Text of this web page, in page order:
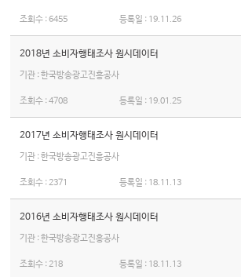
조회수 :6455 등록일 : 19.11.26
2018년 소비자행태조사 원시데이터
기관 : 한국방송광고진흥공사
조회수 :4708 등록일 : 19.01.25
2017년 소비자행태조사 원시데이터
기관 : 한국방송광고진흥공사
조회수 :2371 등록일 : 18.11.13
2016년 소비자행태조사 원시데이터
기관 : 한국방송광고진흥공사
조회수 :218 등록일 : 18.11.13